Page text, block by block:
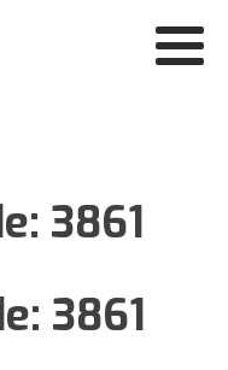
3861
3861